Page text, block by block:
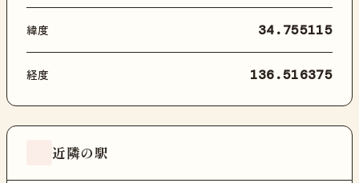
緯度 34.755115
経度 136.516375
近隣の駅